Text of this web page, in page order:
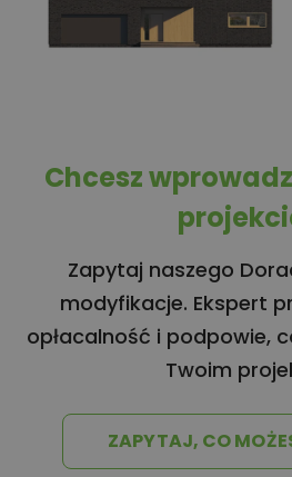
Chcesz
Zapytaj naszego
modyfikacje. Ekspert
opłacalność i podpowie,
Twoim
ZAPYTAJ, CO